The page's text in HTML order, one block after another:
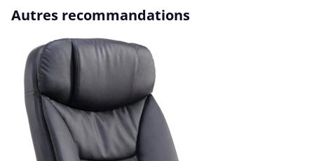
Ignorer la galerie de produits
Autres recommandations